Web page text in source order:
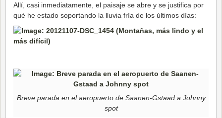
Allí, casi inmediatamente, el paisaje se abre y se justifica por
qué he estado soportando la lluvia fría de los últimos días:
Breve parada en el aeropuerto de Saanen-Gstaad a Johnny
spot